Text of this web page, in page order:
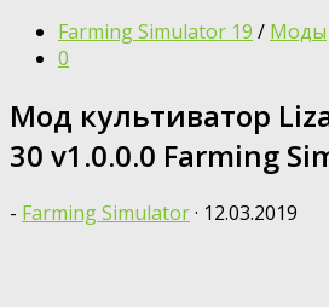
Farming Simulator 19 / Моды
0
Мод культиватор
30 v1.0.0.0 Farming
- Farming Simulator· 12.03.2019